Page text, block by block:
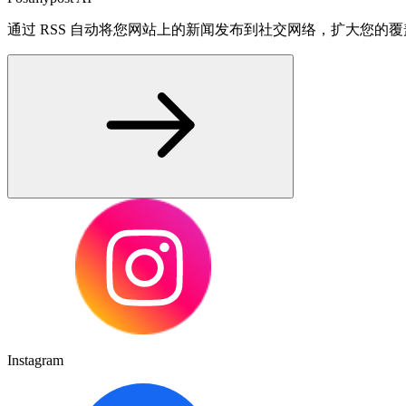
通过 RSS 自动将您网站上的新闻发布到社交网络，扩大您的覆
Instagram